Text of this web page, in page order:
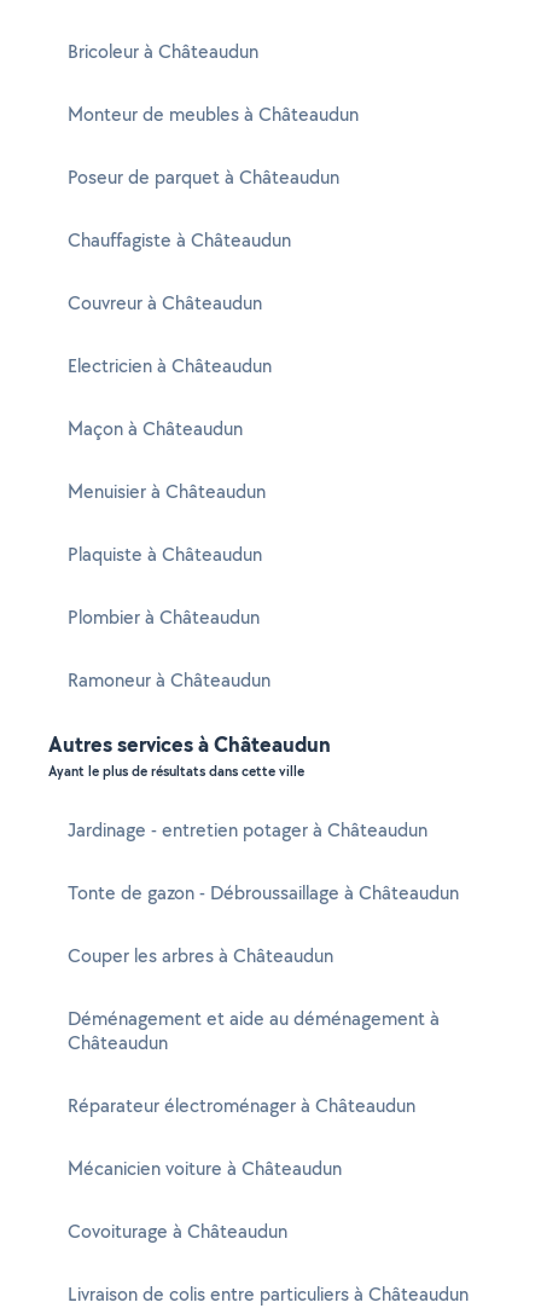
Bricoleur à Châteaudun
Monteur de meubles à Châteaudun
Poseur de parquet à Châteaudun
Chauffagiste à Châteaudun
Couvreur à Châteaudun
Electricien à Châteaudun
Maçon à Châteaudun
Menuisier à Châteaudun
Plaquiste à Châteaudun
Plombier à Châteaudun
Ramoneur à Châteaudun
Autres services à Châteaudun
Ayant le plus de résultats dans cette ville
Jardinage - entretien potager à Châteaudun
Tonte de gazon - Débroussaillage à Châteaudun
Couper les arbres à Châteaudun
Déménagement et aide au déménagement à
Châteaudun
Réparateur électroménager à Châteaudun
Mécanicien voiture à Châteaudun
Covoiturage à Châteaudun
Livraison de colis entre particuliers à Châteaudun